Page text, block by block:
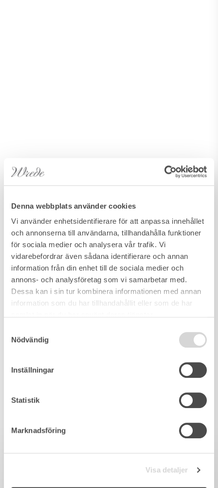
Denna webbplats använder cookies
Vi använder enhetsidentifierare för att anpassa innehållet
och annonserna till användarna, tillhandahålla funktioner
för sociala medier och analysera vår trafik. Vi
vidarebefordrar även sådana identifierare och annan
information från din enhet till de sociala medier och
annons- och analysföretag som vi samarbetar med.
Dessa kan i sin tur kombinera informationen med annan
information som du har tillhandahållit eller som de har
Nödvändig
Inställningar
Statistik
Marknadsföring
Visa detaljer